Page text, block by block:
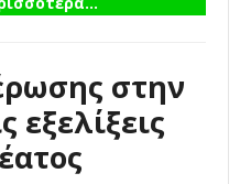
στην
εξελίξεις